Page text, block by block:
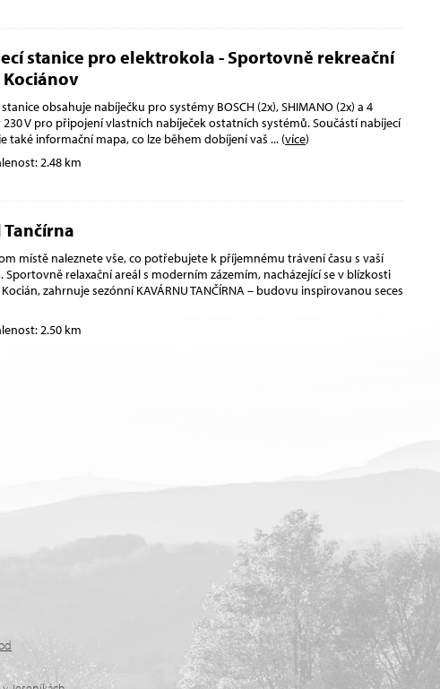
stanice pro elektrokola - Sportovně rekreační
obsahuje nabíječku pro systémy BOSCH (2x), SHIMANO (2x) a 4
230 V pro připojení vlastních nabíječek ostatních systémů. Součástí nabíjecí
také informační mapa, co lze během dobíjení vaš ... (více)
2.48 km
místě naleznete vše, co potřebujete k příjemnému trávení času s vaší
Sportovně relaxační areál s moderním zázemím, nacházející se v blízkosti
zahrnuje sezónní KAVÁRNU TANČÍRNA – budovu inspirovanou seces
2.50 km